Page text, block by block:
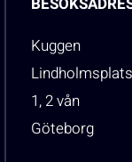
Kuggen
1, 2 vån
Göteborg